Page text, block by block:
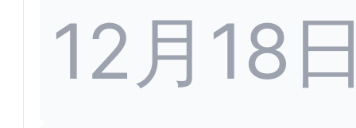
12月18